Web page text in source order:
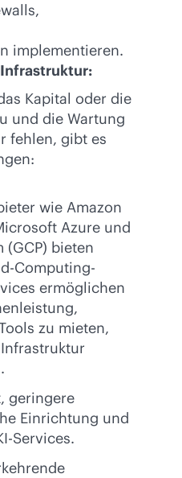
implementieren.
Kapital oder die
und die Wartung
fehlen, gibt es
wie Amazon
Azure und
(GCP) bieten
-Computing-
ermöglichen
zu mieten,
geringere
Einrichtung und
Services.